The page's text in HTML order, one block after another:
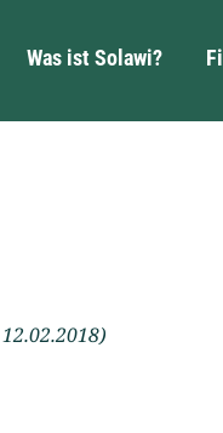
Was ist Solawi?